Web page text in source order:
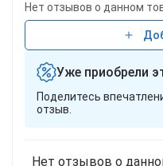
Нет отзывов о данном
Уже приобрели
Поделитесь
отзыв.
Нет отзывов о